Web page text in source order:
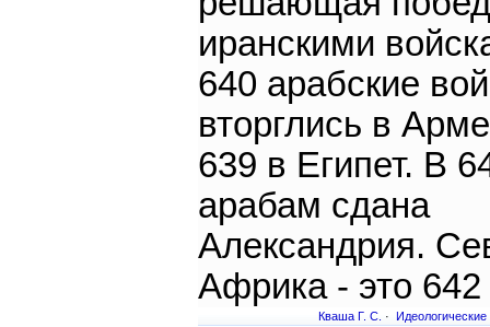
иранскими
640 арабские
вторглись в
639 в Египет. В
арабам сдана
Александрия.
Африка - это 642
Кваша Г. С. ·